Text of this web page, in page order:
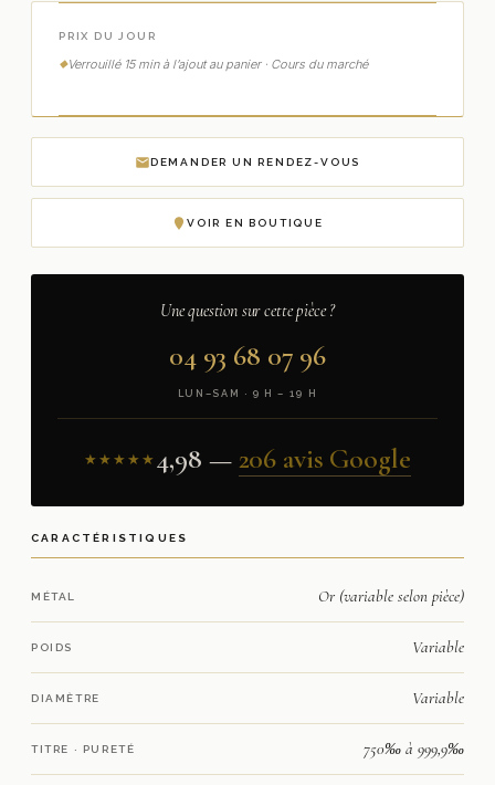
PRIX DU JOUR
Verrouillé 15 min à l’ajout au panier · Cours du marché
DEMANDER UN RENDEZ-VOUS
VOIR EN BOUTIQUE
Une question sur cette pièce ?
04 93 68 07 96
LUN–SAM · 9 H – 19 H
★★★★★4,98 —206 avis Google
CARACTÉRISTIQUES
MÉTAL Or (variable selon pièce)
POIDS Variable
DIAMÈTRE Variable
TITRE · PURETÉ 750‰ à 999,9‰